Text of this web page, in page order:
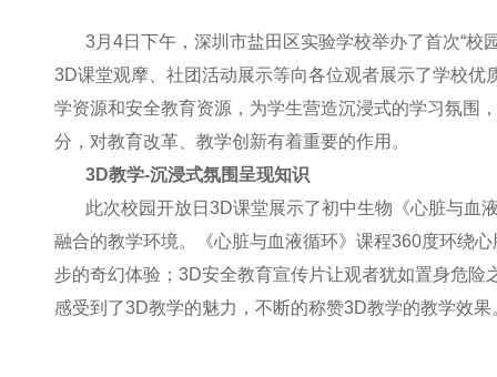
3月4日下午，深圳市盐田区实验学校举办了首次“
3D课堂观摩、社团活动展示等向各位观者展示了学校优
学资源和安全教育资源，为学生营造沉浸式的学习氛围
分， 对教育改革、教学创新有着重要的作用。
3D教学-沉浸式氛围呈现知识
此次校园开放日3D课堂展示了初中生物《心脏与血
融合的教学环境。《心脏与血液循环》课程360度环绕
步的奇幻体验；3D安全教育宣传片让观者犹如置身危
感受到了3D教学的魅力，不断的称赞3D教学的教学效果